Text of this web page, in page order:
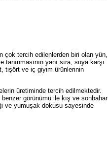
çok tercih edilenlerden biri olan yün,
yanı sıra, suya karşı
tişört ve iç giyim ürünlerinin
üretiminde tercih edilmektedir.
benzer görünümü ile kış ve sonbahar
ve yumuşak dokusu sayesinde